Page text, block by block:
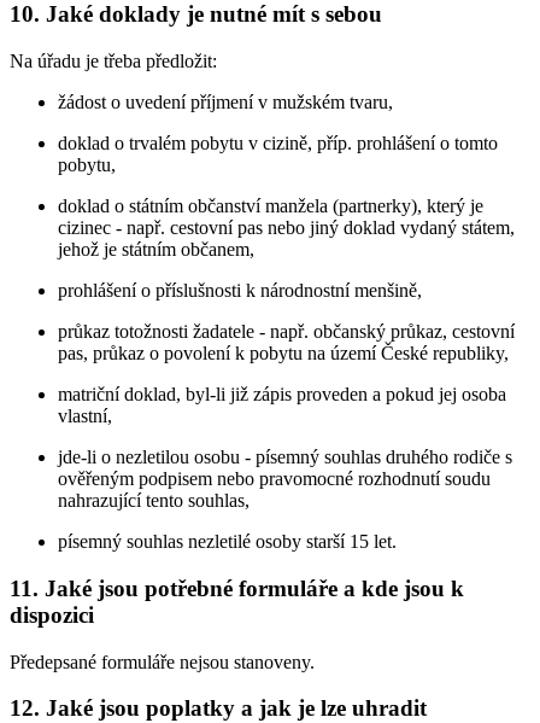
10. Jaké doklady je nutné mít s sebou
Na úřadu je třeba předložit:
žádost o uvedení příjmení v mužském tvaru,
doklad o trvalém pobytu v cizině, příp. prohlášení o tomto
pobytu,
doklad o státním občanství manžela (partnerky), který je
cizinec - např. cestovní pas nebo jiný doklad vydaný státem,
jehož je státním občanem,
prohlášení o příslušnosti k národnostní menšině,
průkaz totožnosti žadatele - např. občanský průkaz, cestovní
pas, průkaz o povolení k pobytu na území České republiky,
matriční doklad, byl-li již zápis proveden a pokud jej osoba
vlastní,
jde-li o nezletilou osobu - písemný souhlas druhého rodiče s
ověřeným podpisem nebo pravomocné rozhodnutí soudu
nahrazující tento souhlas,
písemný souhlas nezletilé osoby starší 15 let.
11. Jaké jsou potřebné formuláře a kde jsou k
dispozici
Předepsané formuláře nejsou stanoveny.
12. Jaké jsou poplatky a jak je lze uhradit